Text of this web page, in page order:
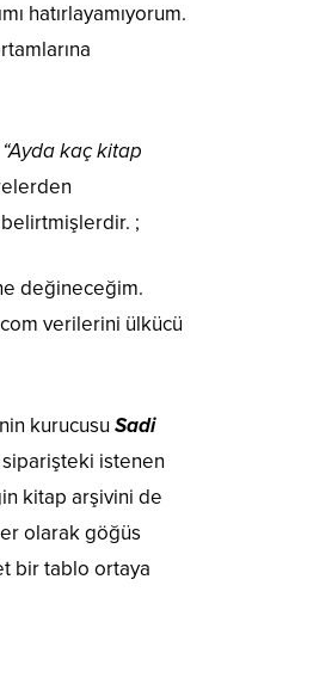
hatırlayamıyorum.
“Ayda kaç kitap
belirtmişlerdir. ;
değineceğim.
verilerini ülkücü
kurucusu Sadi
siparişteki istenen
kitap arşivini de
olarak göğüs
bir tablo ortaya